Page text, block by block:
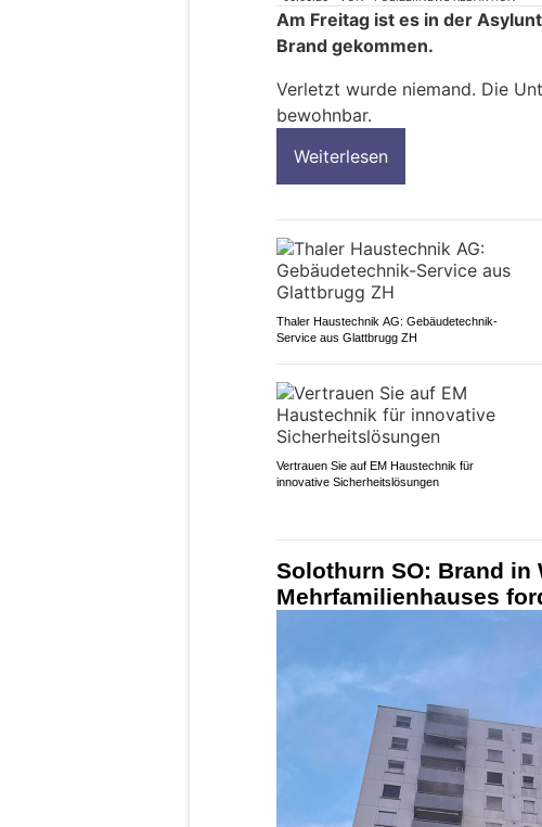
Am Freitag ist es in der
Brand gekommen.
Verletzt wurde niemand. Die
bewohnbar.
Weiterlesen
Thaler Haustechnik AG: Gebäudetechnik-
Service aus Glattbrugg ZH
Vertrauen Sie auf EM Haustechnik für
innovative Sicherheitslösungen
Solothurn SO: Brand in
Mehrfamilienhauses